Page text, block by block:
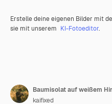
Erstelle deine eigenen Bilder mit
sie mit unserem KI-Fotoeditor.
Baumisolat auf weißem
kaifixed